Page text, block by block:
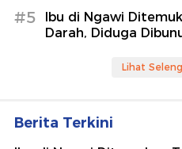
#5
Ibu di Ngawi
Darah, Diduga
Lihat
Berita Terkini